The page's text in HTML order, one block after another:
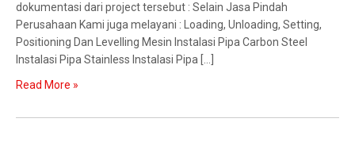
dokumentasi dari project tersebut : Selain Jasa Pindah
Perusahaan Kami juga melayani : Loading, Unloading, Setting,
Positioning Dan Levelling Mesin Instalasi Pipa Carbon Steel
Instalasi Pipa Stainless Instalasi Pipa […]
Read More »